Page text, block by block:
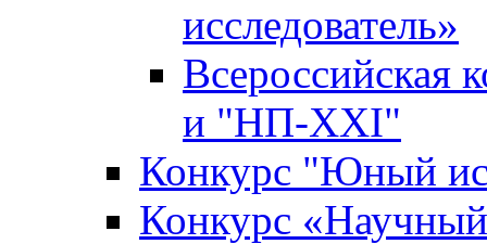
исследователь»
и "НП-XXI"
Конкурс "Юный
Конкурс